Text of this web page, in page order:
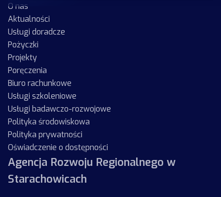
O nas
Aktualności
Usługi doradcze
Pożyczki
Projekty
Poręczenia
Biuro rachunkowe
Usługi szkoleniowe
Usługi badawczo-rozwojowe
Polityka środowiskowa
Polityka prywatności
Oświadczenie o dostępności
Agencja Rozwoju Regionalnego w
Starachowicach